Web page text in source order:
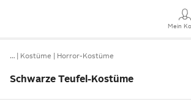
Mein
… Kostüme Horror-Kostüme
Schwarze Teufel-Kostüme